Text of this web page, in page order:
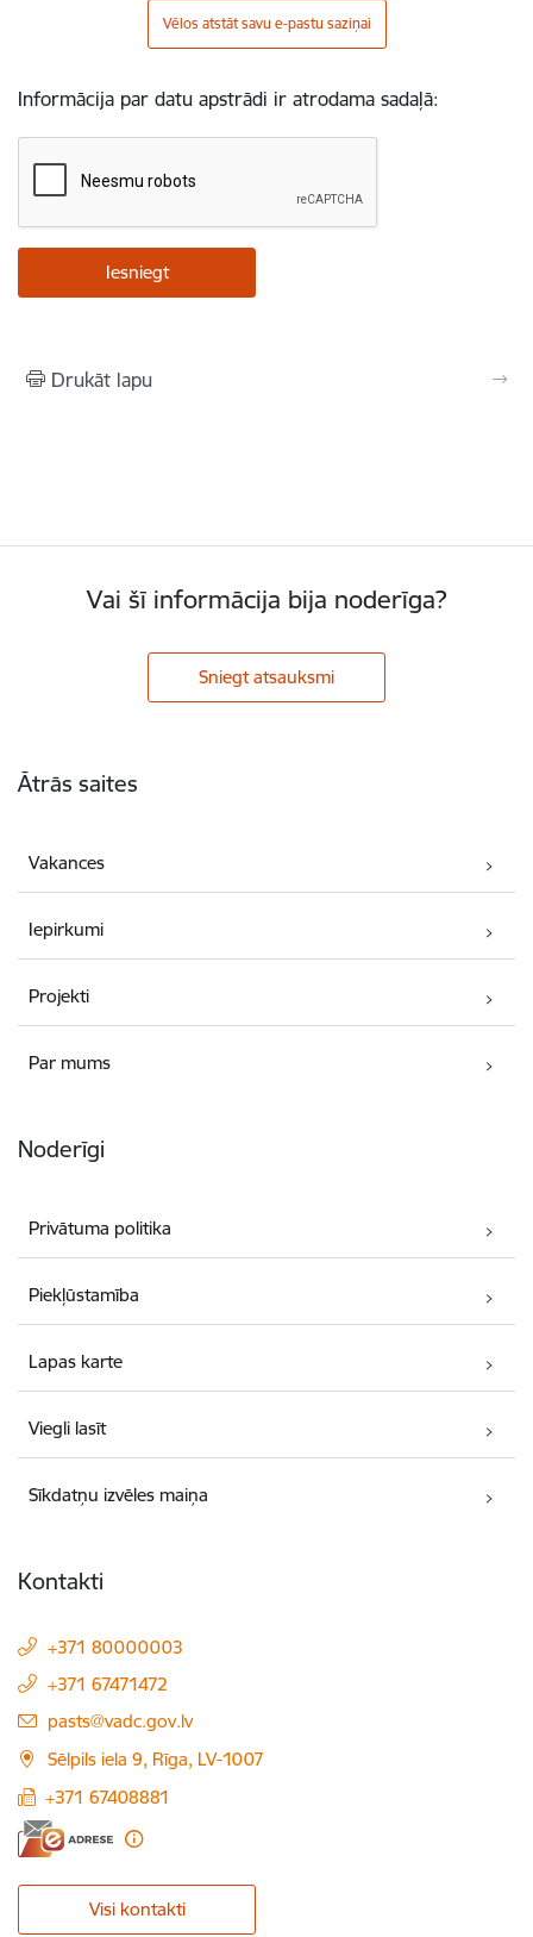
Vēlos atstāt savu e-pastu saziņai
Informācija par datu apstrādi ir atrodama sadaļā:
Drukāt lapu
Vai šī informācija bija noderīga?
Sniegt atsauksmi
Ātrās saites
Vakances
Iepirkumi
Projekti
Par mums
Noderīgi
Privātuma politika
Piekļūstamība
Lapas karte
Viegli lasīt
Sīkdatņu izvēles maiņa
Kontakti
+371 80000003
+371 67471472
E-pasts:
pasts@vadc.gov.lv
Sēlpils iela 9, Rīga, LV-1007
+371 67408881
Visi kontakti